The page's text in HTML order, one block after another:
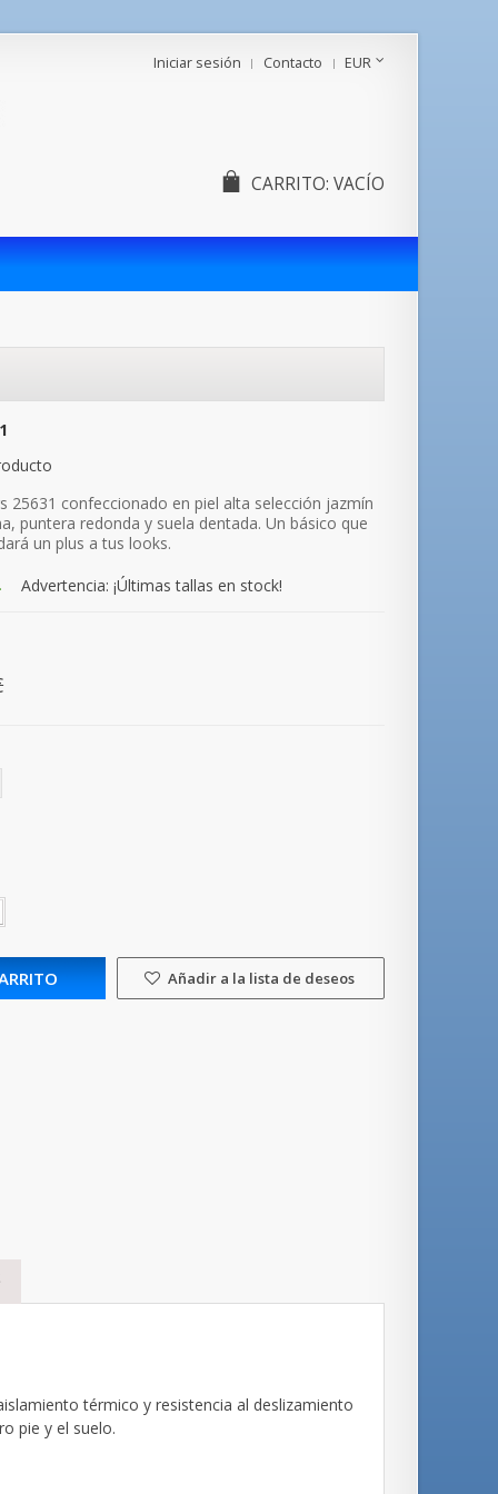
EUR
Contacto
Iniciar sesión
CARRITO: VACÍO
25631 confeccionado en piel alta selección jazmín
puntera redonda y suela dentada. Un básico que
un plus a tus looks.
Advertencia: ¡Últimas tallas en stock!
Añadir a la lista de deseos
térmico y resistencia al deslizamiento
pie y el suelo.